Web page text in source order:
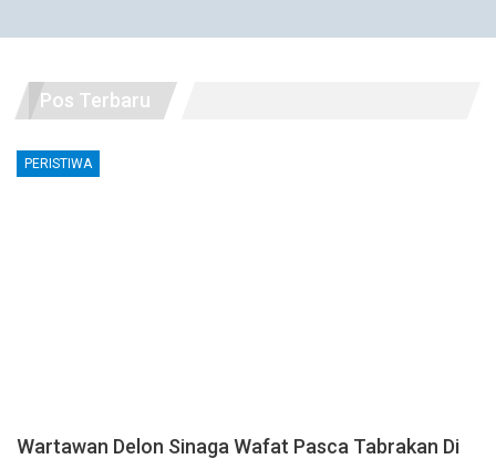
Pos Terbaru
PERISTIWA
Wartawan Delon Sinaga Wafat Pasca Tabrakan Di